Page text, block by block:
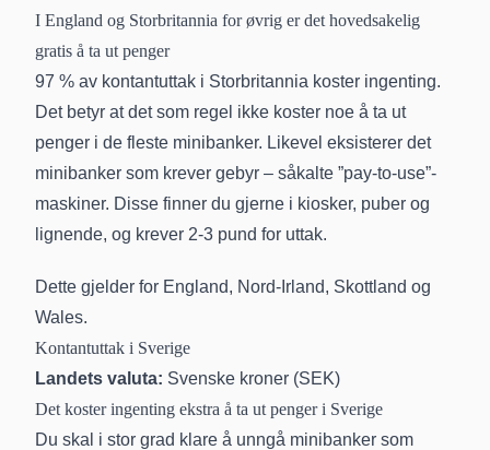
I England og Storbritannia for øvrig er det hovedsakelig
gratis å ta ut penger
97 % av kontantuttak i Storbritannia koster ingenting.
Det betyr at det som regel ikke koster noe å ta ut
penger i de fleste minibanker. Likevel eksisterer det
minibanker som krever gebyr – såkalte ”pay-to-use”-
maskiner. Disse finner du gjerne i kiosker, puber og
lignende, og krever 2-3 pund for uttak.
Dette gjelder for England, Nord-Irland, Skottland og
Wales.
Kontantuttak i Sverige
Landets valuta: Svenske kroner (SEK)
Det koster ingenting ekstra å ta ut penger i Sverige
Du skal i stor grad klare å unngå minibanker som